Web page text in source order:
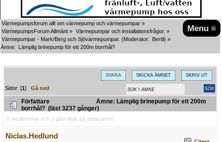
Menu ≡
Värmepumpsforum allt om värmepump och värmepumpar »
VärmepumpsForum Allmänt » Värmepumpar och installationsfrågor. »
Värmepumpar - Mark/Berg och Sjövärmepumpar. (Moderator: Bertil) »
Ämne: Lämplig brinepump för ett 200m borrhål?
SVARA SKICKA ÄMNET SKRIV UT
Sidor: [1]Gå ned
Författare
Ämne: Lämplig brinepump för ett 200m
borrhål? (läst 3237 gånger)
0 medlemmar och 1 gäst tittar på detta ämne.
Niclas.Hedlund